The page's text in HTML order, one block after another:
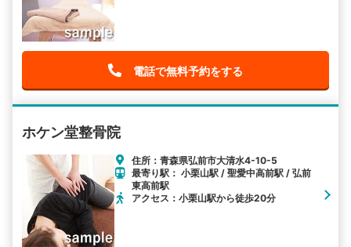
電話で無料予約をする
ホケン堂整骨院
住所：青森県弘前市大清水4-10-5
最寄り駅： 小栗山駅 / 聖愛中高前駅 / 弘前
東高前駅
アクセス：小栗山駅から徒歩20分